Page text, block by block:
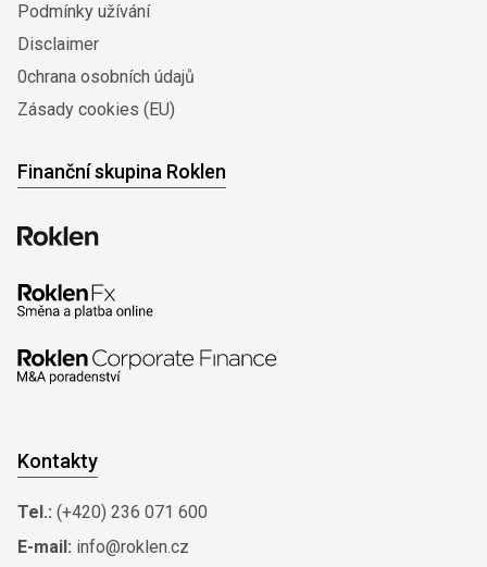
Podmínky užívání
Disclaimer
0chrana osobních údajů
Zásady cookies (EU)
Finanční skupina Roklen
Kontakty
Tel.: (+420) 236 071 600
E-mail: info@roklen.cz